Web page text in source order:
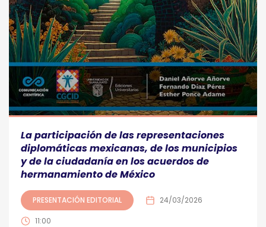
La participación de las representaciones
diplomáticas mexicanas, de los municipios
y de la ciudadanía en los acuerdos de
hermanamiento de México
PRESENTACIÓN EDITORIAL 24/03/2026
11:00